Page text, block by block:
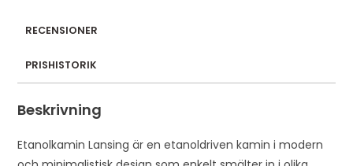
RECENSIONER
PRISHISTORIK
Beskrivning
Etanolkamin Lansing är en etanoldriven kamin i modern